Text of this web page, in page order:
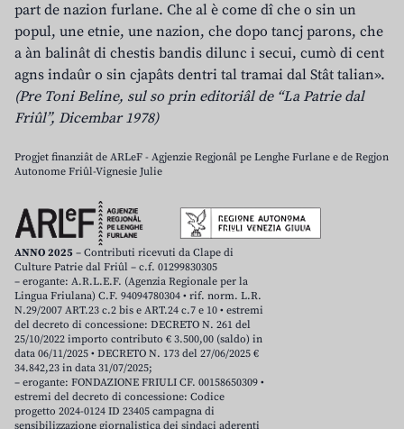
part de nazion furlane. Che al è come dî che o sin un
popul, une etnie, une nazion, che dopo tancj parons, che
a àn balinât di chestis bandis dilunc i secui, cumò di cent
agns indaûr o sin cjapâts dentri tal tramai dal Stât talian».
(Pre Toni Beline, sul so prin editoriâl de “La Patrie dal
Friûl”, Dicembar 1978)
Progjet finanziât de ARLeF - Agjenzie Regjonâl pe Lenghe Furlane e de Regjon
Autonome Friûl-Vignesie Julie
ANNO 2025 – Contributi ricevuti da Clape di
Culture Patrie dal Friûl – c.f. 01299830305
– erogante: A.R.L.E.F. (Agenzia Regionale per la
Lingua Friulana) C.F. 94094780304 • rif. norm. L.R.
N.29/2007 ART.23 c.2 bis e ART.24 c.7 e 10 • estremi
del decreto di concessione: DECRETO N. 261 del
25/10/2022 importo contributo € 3.500,00 (saldo) in
data 06/11/2025 • DECRETO N. 173 del 27/06/2025 €
34.842,23 in data 31/07/2025;
– erogante: FONDAZIONE FRIULI CF. 00158650309 •
estremi del decreto di concessione: Codice
progetto 2024-0124 ID 23405 campagna di
sensibilizzazione giornalistica dei sindaci aderenti